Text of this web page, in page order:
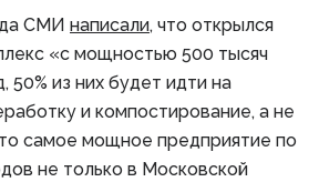
СМИ написали, что открылся
«с мощностью 500 тысяч
50% из них будет идти на
и компостирование, а не
самое мощное предприятие по
не только в Московской